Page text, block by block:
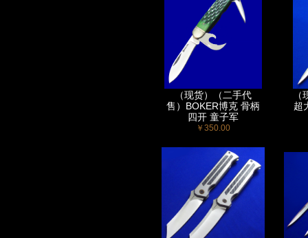
（现货）（二手代
售）BOKER博克 骨柄
四开 童子军
￥350.00
超